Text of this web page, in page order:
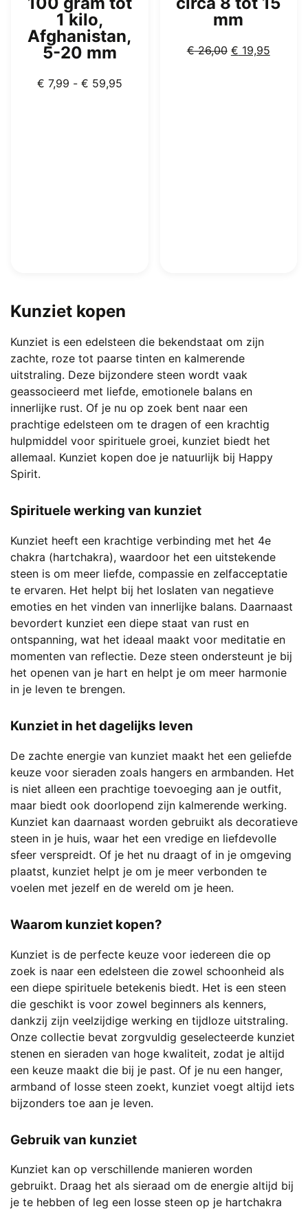
1 kilo,
Afghanistan,
5-20 mm
€ 7,99 - € 59,95Prijsklasse:
heeft
variaties.
Deze
optie
kan
gekozen
worden
op
de
mm
€26,00 € 19,95
Kunziet kopen
Kunziet is een edelsteen die bekendstaat om zijn
zachte, roze tot paarse tinten en kalmerende
uitstraling. Deze bijzondere steen wordt vaak
geassocieerd met liefde, emotionele balans en
innerlijke rust. Of je nu op zoek bent naar een
prachtige edelsteen om te dragen of een krachtig
hulpmiddel voor spirituele groei, kunziet biedt het
allemaal. Kunziet kopen doe je natuurlijk bij Happy
Spirit.
Spirituele werking van kunziet
Kunziet heeft een krachtige verbinding met het 4e
chakra (hartchakra), waardoor het een uitstekende
steen is om meer liefde, compassie en zelfacceptatie
te ervaren. Het helpt bij het loslaten van negatieve
emoties en het vinden van innerlijke balans. Daarnaast
bevordert kunziet een diepe staat van rust en
ontspanning, wat het ideaal maakt voor meditatie en
momenten van reflectie. Deze steen ondersteunt je bij
het openen van je hart en helpt je om meer harmonie
in je leven te brengen.
Kunziet in het dagelijks leven
De zachte energie van kunziet maakt het een geliefde
keuze voor sieraden zoals hangers en armbanden. Het
is niet alleen een prachtige toevoeging aan je outfit,
maar biedt ook doorlopend zijn kalmerende werking.
Kunziet kan daarnaast worden gebruikt als decoratieve
steen in je huis, waar het een vredige en liefdevolle
sfeer verspreidt. Of je het nu draagt of in je omgeving
plaatst, kunziet helpt je om je meer verbonden te
voelen met jezelf en de wereld om je heen.
Waarom kunziet kopen?
Kunziet is de perfecte keuze voor iedereen die op
zoek is naar een edelsteen die zowel schoonheid als
een diepe spirituele betekenis biedt. Het is een steen
die geschikt is voor zowel beginners als kenners,
dankzij zijn veelzijdige werking en tijdloze uitstraling.
Onze collectie bevat zorgvuldig geselecteerde kunziet
stenen en sieraden van hoge kwaliteit, zodat je altijd
een keuze maakt die bij je past. Of je nu een hanger,
armband of losse steen zoekt, kunziet voegt altijd iets
bijzonders toe aan je leven.
Gebruik van kunziet
Kunziet kan op verschillende manieren worden
gebruikt. Draag het als sieraad om de energie altijd bij
je te hebben of leg een losse steen op je hartchakra